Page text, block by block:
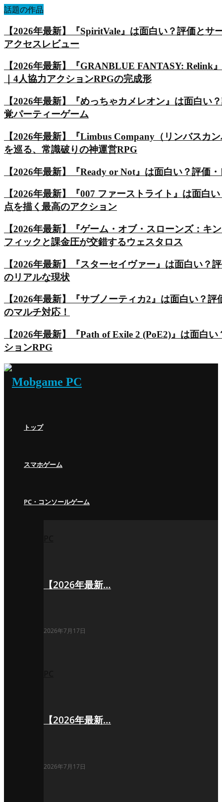
話題の作品
【2026年最新】『SpiritVale』は面白い？評価と
アクセスレビュー
【2026年最新】『GRANBLUE FANTASY: Relink
｜4人協力アクションRPGの完成形
【2026年最新】『めっちゃカメレオン』は面白
覚パーティーゲーム
【2026年最新】『Limbus Company（リンバスカ
を巡る、常識破りの神運営RPG
【2026年最新】『Ready or Not』は面白い？評価
【2026年最新】『007 ファーストライト』は面白
点を描く最高のアクション
【2026年最新】『ゲーム・オブ・スローンズ：
フィックと課金圧が交錯するウェスタロス
【2026年最新】『スターセイヴァー』は面白い
のリアルな現状
【2026年最新】『サブノーティカ2』は面白い？
のマルチ対応！
【2026年最新】『Path of Exile 2 (PoE2)』は面白
ションRPG
トップ
スマホゲーム
PC・コンソールゲーム
【2026年最新…
2026年7月17日
【2026年最新…
2026年7月17日